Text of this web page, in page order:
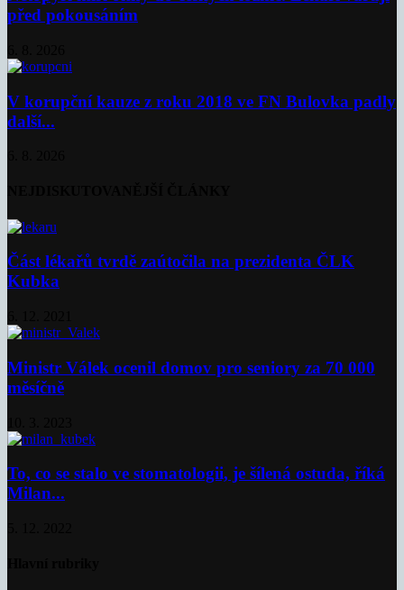
před pokousáním
V korupční kauze z roku 2018 ve FN Bulovka padly
další...
Část lékařů tvrdě zaútočila na prezidenta ČLK
Kubka
Ministr Válek ocenil domov pro seniory za 70 000
měsíčně
To, co se stalo ve stomatologii, je šílená ostuda, říká
Milan...